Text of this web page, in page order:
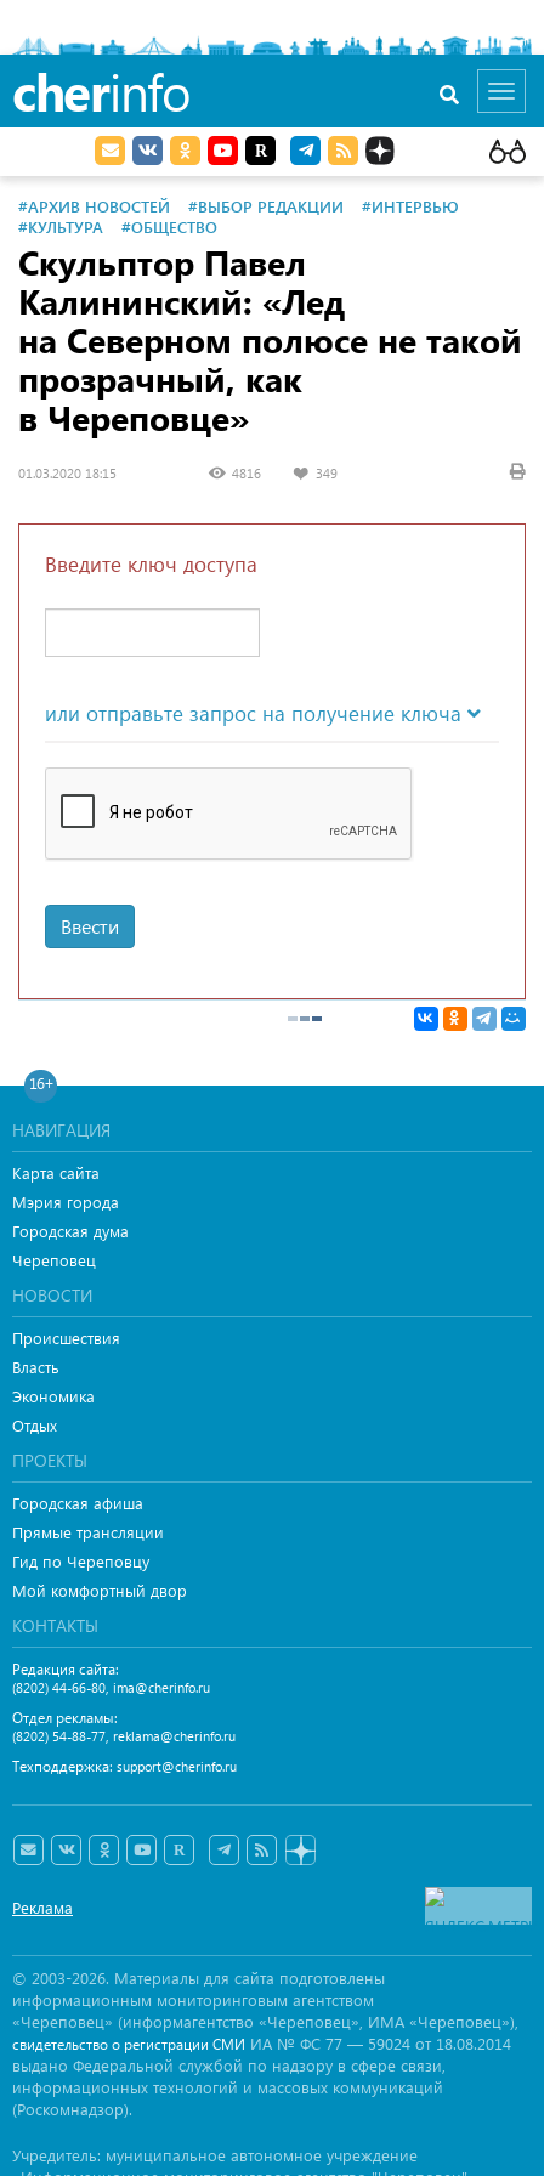
cherinfo
#АРХИВ НОВОСТЕЙ #ВЫБОР РЕДАКЦИИ
#ИНТЕРВЬЮ
#КУЛЬТУРА
#ОБЩЕСТВО
Скульптор Павел
Калининский: «Лед
на Северном полюсе не такой
прозрачный, как
в Череповце»
01.03.2020 18:15 4816 349
Введите ключ доступа
или отправьте запрос на получение ключа
Ввести
16+
НАВИГАЦИЯ
Карта сайта
Мэрия города
Городская дума
Череповец
НОВОСТИ
Происшествия
Власть
Экономика
Отдых
ПРОЕКТЫ
Городская афиша
Прямые трансляции
Гид по Череповцу
Мой комфортный двор
КОНТАКТЫ
Редакция сайта:
(8202) 44-66-80 ima@cherinfo.ru
Отдел рекламы:
(8202) 54-88-77 reklama@cherinfo.ru
Техподдержка: support@cherinfo.ru
Реклама
© 2003-2026. Материалы для сайта подготовлены
информационным мониторинговым агентством
«Череповец» (информагентство «Череповец», ИМА «Череповец»),
свидетельство о регистрации СМИ ИА № ФС 77 — 59024 от 18.08.2014
выдано Федеральной службой по надзору в сфере связи,
информационных технологий и массовых коммуникаций
(Роскомнадзор).
Учредитель: муниципальное автономное учреждение